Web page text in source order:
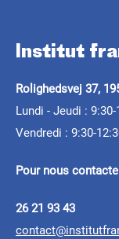
ARTICLE
Voici
FINA
APPEL À
Appel
APPEL À
Le prix
10.02.2025 -
L’édition 2025
Jeunes
Institut
Rolighedsvej 37,
Lundi - Jeudi :
Vendredi : 9:30-
Pour nous
26 21 93 43